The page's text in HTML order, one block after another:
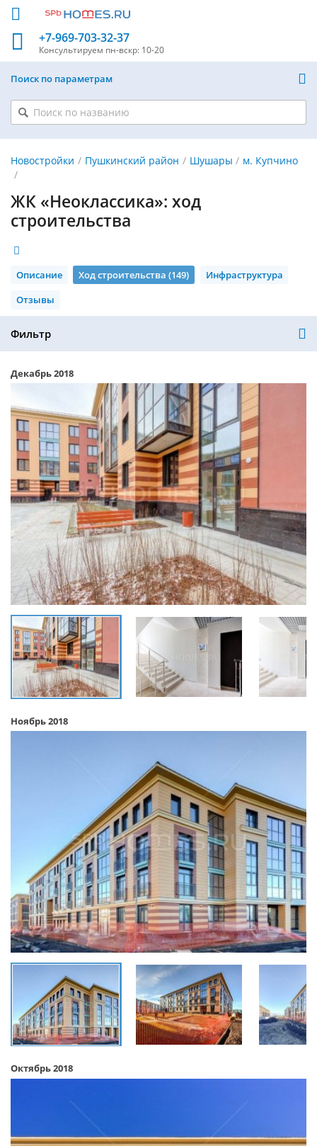
+7-969-703-32-37
Консультируем пн-вскр: 10-20
Поиск по параметрам
Новостройки Пушкинский район Шушары м. Купчино
ЖК «Неоклассика»: ход
строительства
Описание Ход строительства (149)
Инфраструктура
Отзывы
Фильтр
Декабрь 2018
Ноябрь 2018
Октябрь 2018